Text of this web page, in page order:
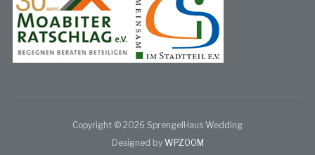
Copyright © 2026 SprengelHaus Wedding
Designed by WPZOOM